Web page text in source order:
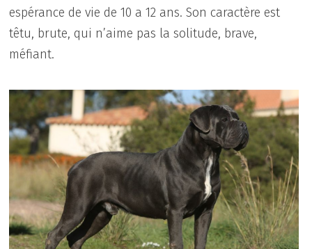
espérance de vie de 10 a 12 ans. Son caractère est
têtu, brute, qui n’aime pas la solitude, brave,
méfiant.